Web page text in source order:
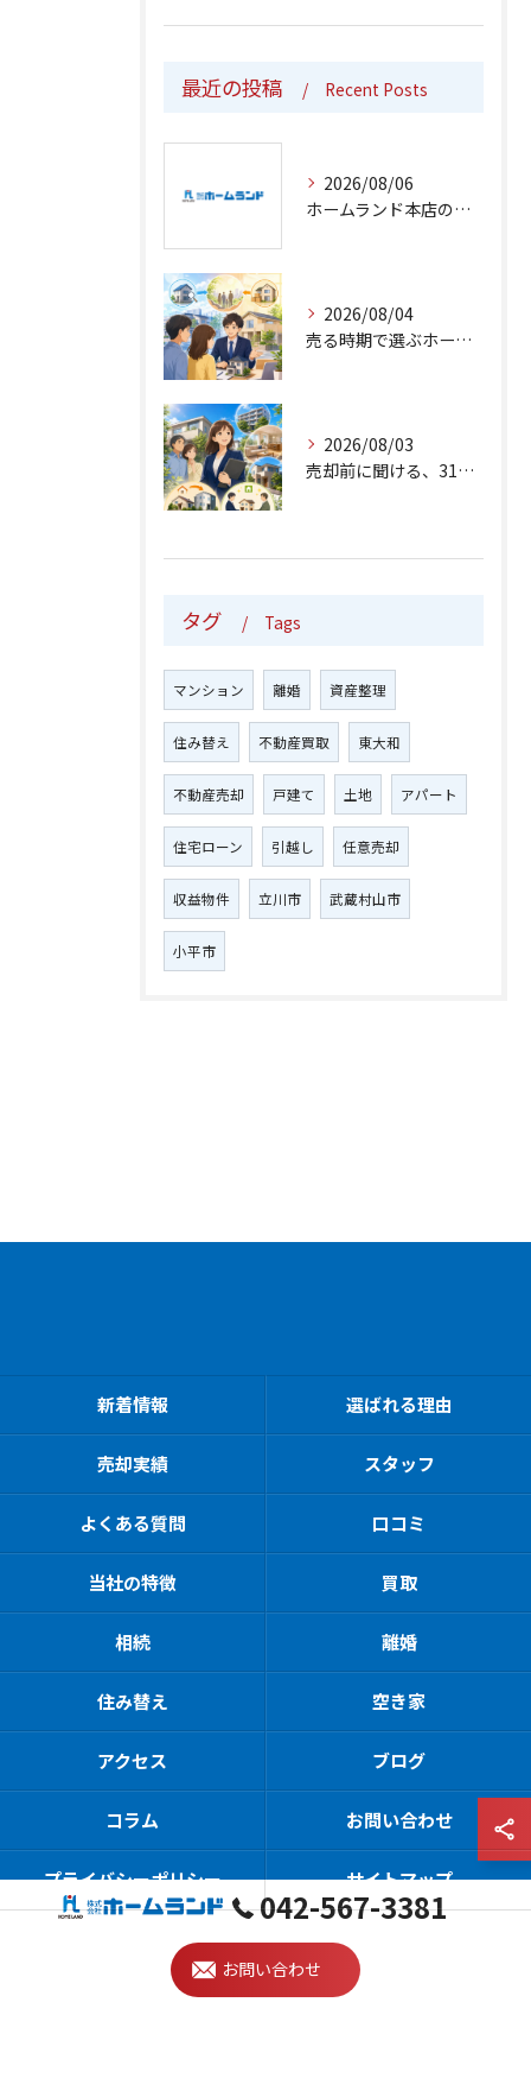
最近の投稿 Recent Posts
2026/08/06
ホームランド本店の売却相談は仲介から買取まで
2026/08/04
売る時期で選ぶホームランド本店の仲介と買取
2026/08/03
売却前に聞ける、31年目の仲介・買取対応
タグ Tags
マンション 離婚 資産整理
住み替え 不動産買取 東大和
不動産売却 戸建て 土地 アパート
住宅ローン 引越し 任意売却
収益物件 立川市 武蔵村山市
小平市
042-567-3381
お問い合わせ
新着情報 選ばれる理由
売却実績 スタッフ
よくある質問 口コミ
当社の特徴 買取
相続 離婚
住み替え 空き家
アクセス ブログ
コラム お問い合わせ
プライバシーポリシー サイトマップ
© 2026 東京都東大和の不動産売却なら株式会社ホームランド ALL
RIGHTS RESERVED.